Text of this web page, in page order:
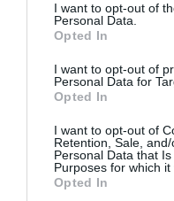
I want to opt-out of
Personal Data.
Opted In
I want to opt-out of
Personal Data for
Opted In
I want to opt-out of
Retention, Sale,
Personal Data that
Purposes for which it
Opted In